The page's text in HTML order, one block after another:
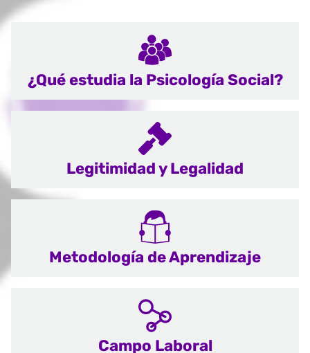
¿Qué estudia la Psicología Social?
Legitimidad y Legalidad
Metodología de Aprendizaje
Campo Laboral